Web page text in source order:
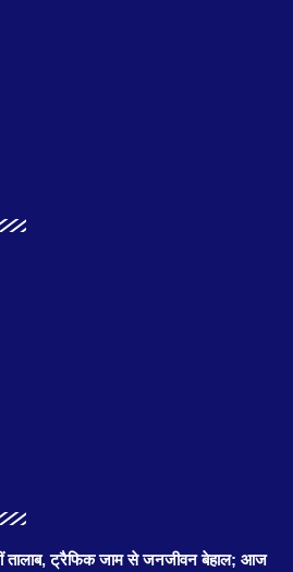
तालाब, ट्रैफिक जाम से जनजीवन बेहाल; आज